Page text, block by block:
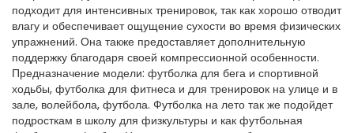
подходит для интенсивных тренировок, так как хорошо отводит
влагу и обеспечивает ощущение сухости во время физических
упражнений. Она также предоставляет дополнительную
поддержку благодаря своей компрессионной особенности.
Предназначение модели: футболка для бега и спортивной
ходьбы, футболка для фитнеса и для тренировок на улице и в
зале, волейбола, футбола. Футболка на лето так же подойдет
подросткам в школу для физкультуры и как футбольная